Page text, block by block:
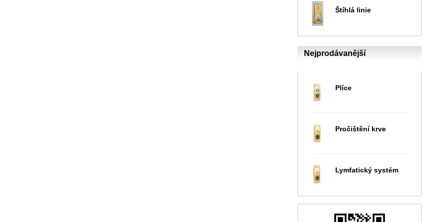
Štíhlá linie
Nejprodávanější
Plíce
Pročištění krve
Lymfatický systém